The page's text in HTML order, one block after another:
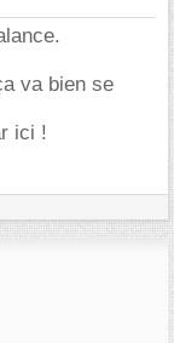
va bien se
ici !